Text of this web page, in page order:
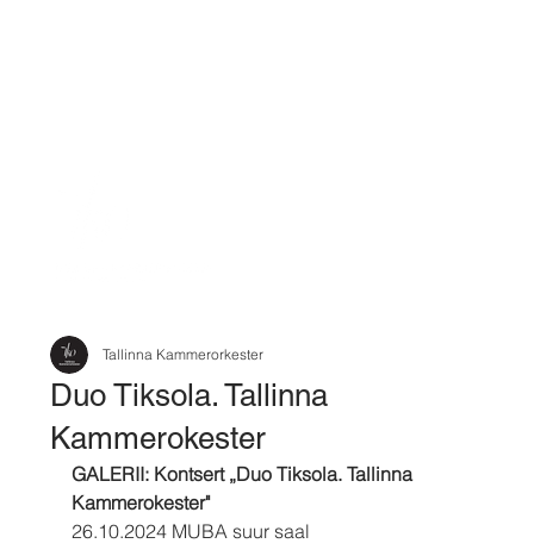
Duo Tiksola. Tallinna
Kammerokester
Tallinna Kammerorkester
GALERII: Kontsert „Duo Tiksola. Tallinna
Kammerokester"
26.10.2024 MUBA suur saal